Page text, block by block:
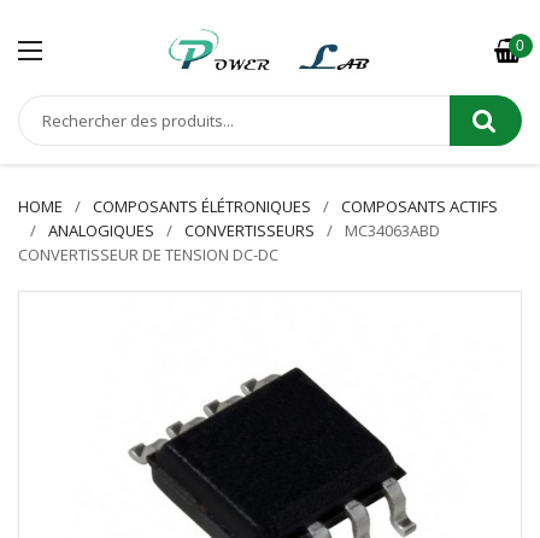
0
HOME COMPOSANTS ÉLÉTRONIQUES
COMPOSANTS ACTIFS
ANALOGIQUES
CONVERTISSEURS
MC34063ABD
CONVERTISSEUR DE TENSION DC-DC